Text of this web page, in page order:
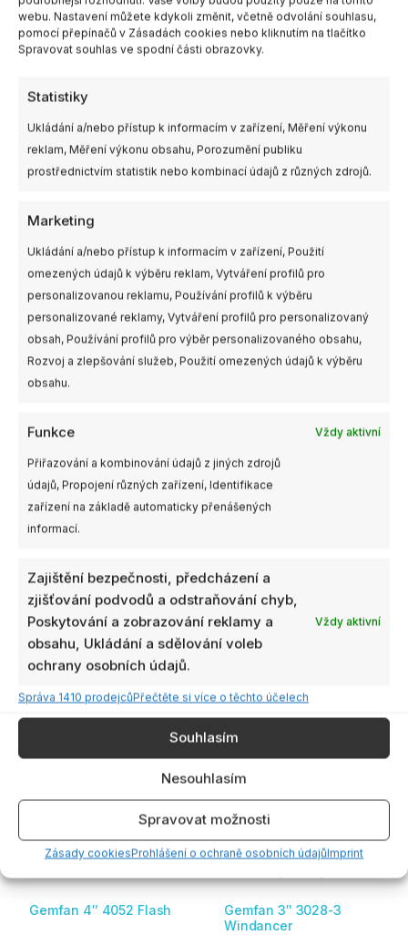
webu. Nastavení můžete kdykoli změnit, včetně odvolání souhlasu,
pomocí přepínačů v Zásadách cookies nebo kliknutím na tlačítko
Spravovat souhlas ve spodní části obrazovky.
Statistiky
Ukládání a/nebo přístup k informacím v zařízení, Měření výkonu
reklam, Měření výkonu obsahu, Porozumění publiku
prostřednictvím statistik nebo kombinací údajů z různých zdrojů.
Marketing
Ukládání a/nebo přístup k informacím v zařízení, Použití
omezených údajů k výběru reklam, Vytváření profilů pro
personalizovanou reklamu, Používání profilů k výběru
personalizované reklamy, Vytváření profilů pro personalizovaný
obsah, Používání profilů pro výběr personalizovaného obsahu,
Rozvoj a zlepšování služeb, Použití omezených údajů k výběru
obsahu.
Funkce Vždy aktivní
Přiřazování a kombinování údajů z jiných zdrojů
údajů, Propojení různých zařízení, Identifikace
zařízení na základě automaticky přenášených
informací.
Zajištění bezpečnosti, předcházení a
zjišťování podvodů a odstraňování chyb,
Poskytování a zobrazování reklamy a
obsahu, Ukládání a sdělování voleb
ochrany osobních údajů.
Vždy aktivní
Správa 1410 prodejcůPřečtěte si více o těchto účelech
Souhlasím
Nesouhlasím
Spravovat možnosti
Zásady cookiesProhlášení o ochraně osobních údajůImprint
SKU:- Kategorie: Vrtule,4"
Další informace
Clear, Clear Blue, Clear Gray,
Výrobce Gemfan
Související produkty
Gemfan 5″ 51433-3
Hurricane for Freestyle
69,00Kč–109,00Kč
109,00 Kč
s
VÝBĚR MOŽNOSTÍ
má
více
variant.
Možnosti
lze
na
stránce
produktu
Gemfan 4″ 4525
66,00 Kč
více
variant.
Možnosti
na
stránce
produktu
Gemfan 4″ 4052 Flash
produkt
více
Možnosti
vybrat
na
Gemfan 3″ 3028-3
Windancer
Tento
produkt
má
více
variant.
Možnosti
vybrat
na